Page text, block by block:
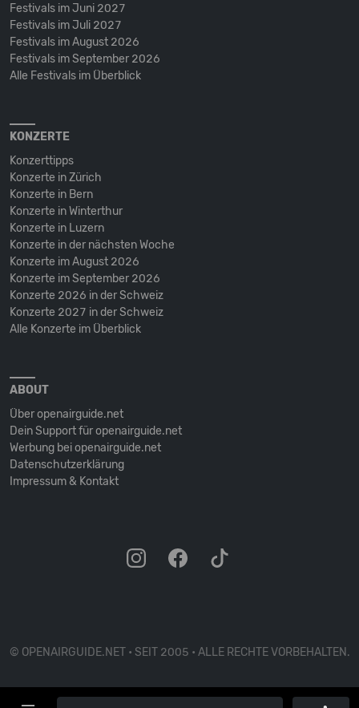
Festivals im Juni 2027
Festivals im Juli 2027
Festivals im August 2026
Festivals im September 2026
Alle Festivals im Überblick
KONZERTE
Konzerttipps
Konzerte in Zürich
Konzerte in Bern
Konzerte in Winterthur
Konzerte in Luzern
Konzerte in der nächsten Woche
Konzerte im August 2026
Konzerte im September 2026
Konzerte 2026 in der Schweiz
Konzerte 2027 in der Schweiz
Alle Konzerte im Überblick
ABOUT
Über openairguide.net
Dein Support für openairguide.net
Werbung bei openairguide.net
Datenschutz­erklärung
Impressum & Kontakt
© OPENAIRGUIDE.NET • SEIT 2005 • ALLE RECHTE VORBEHALTEN.